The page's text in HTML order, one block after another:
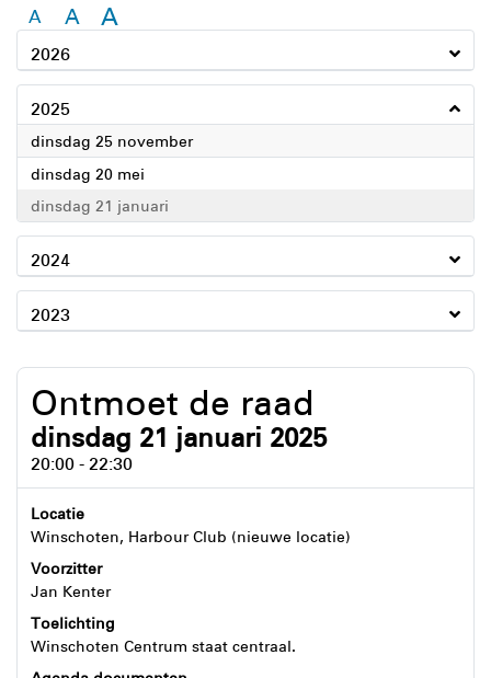
A A A
2026
2025
dinsdag 25 november2025
dinsdag 20 mei
dinsdag 21 januari
2024
2023
Ontmoet de raad
dinsdag 21 januari 2025
20:00 - 22:30
Locatie
Winschoten, Harbour Club (nieuwe locatie)
Voorzitter
Jan Kenter
Toelichting
Winschoten Centrum staat centraal.